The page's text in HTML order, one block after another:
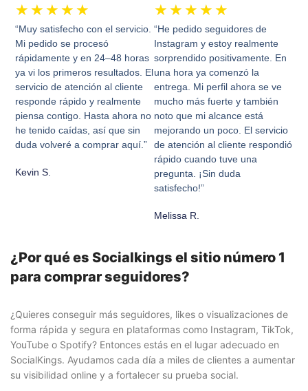
★ ★ ★ ★ ★
“Muy satisfecho con el servicio.
Mi pedido se procesó
rápidamente y en 24–48 horas
ya vi los primeros resultados. El
servicio de atención al cliente
responde rápido y realmente
piensa contigo. Hasta ahora no
he tenido caídas, así que sin
duda volveré a comprar aquí.”
Kevin S.
★ ★ ★ ★ ★
“He pedido seguidores de
Instagram y estoy realmente
sorprendido positivamente. En
una hora ya comenzó la
entrega. Mi perfil ahora se ve
mucho más fuerte y también
noto que mi alcance está
mejorando un poco. El servicio
de atención al cliente respondió
rápido cuando tuve una
pregunta. ¡Sin duda
satisfecho!”
Melissa R.
¿Por qué es Socialkings el sitio número 1
para comprar seguidores?
¿Quieres conseguir más seguidores, likes o visualizaciones de
forma rápida y segura en plataformas como Instagram, TikTok,
YouTube o Spotify? Entonces estás en el lugar adecuado en
SocialKings. Ayudamos cada día a miles de clientes a aumentar
su visibilidad online y a fortalecer su prueba social.